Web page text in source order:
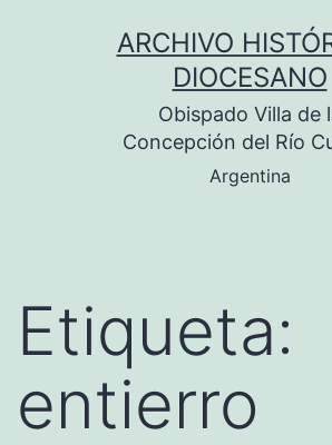
ARCHIVO
DIOCESANO
Obispado Villa de
Concepción del Río
Argentina
Etiqueta:
entierro